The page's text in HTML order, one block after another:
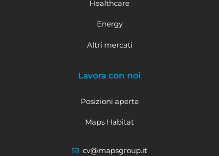
Healthcare
Energy
Altri mercati
Lavora con noi
Posizioni aperte
Maps Habitat
cv@mapsgroup.it